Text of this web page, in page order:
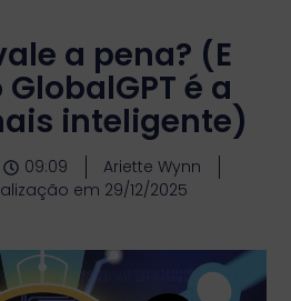
a pena? (E
é a
inteligente)
09:09
Ariette Wynn
em 29/12/2025